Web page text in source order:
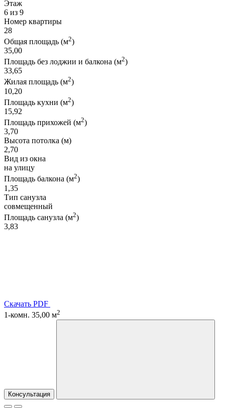
Этаж
6 из 9
Номер квартиры
28
Общая площадь (м2)
35,00
Площадь без лоджии и балкона (м2)
33,65
Жилая площадь (м2)
10,20
Площадь кухни (м2)
15,92
Площадь прихожей (м2)
3,70
Высота потолка (м)
2,70
Вид из окна
на улицу
Площадь балкона (м2)
1,35
Тип санузла
совмещенный
Площадь санузла (м2)
3,83
Скачать PDF
1-комн. 35,00 м2
Консультация